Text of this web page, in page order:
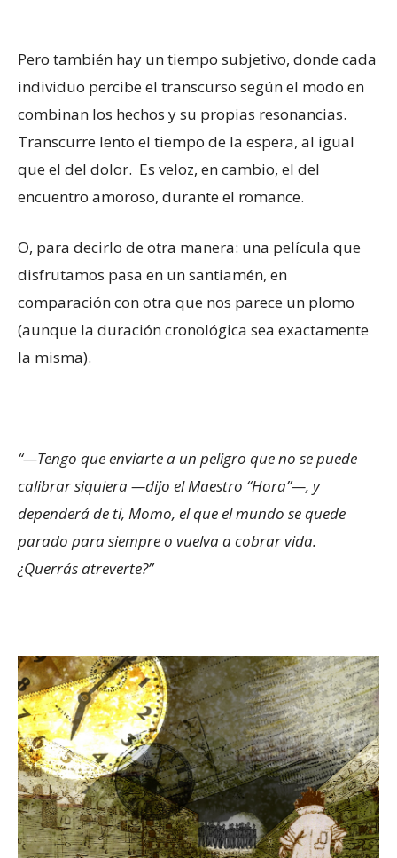
Pero también hay un tiempo subjetivo, donde cada
individuo percibe el transcurso según el modo en
combinan los hechos y su propias resonancias.
Transcurre lento el tiempo de la espera, al igual
que el del dolor. Es veloz, en cambio, el del
encuentro amoroso, durante el romance.
O, para decirlo de otra manera: una película que
disfrutamos pasa en un santiamén, en
comparación con otra que nos parece un plomo
(aunque la duración cronológica sea exactamente
la misma).
“—Tengo que enviarte a un peligro que no se puede
calibrar siquiera —dijo el Maestro “Hora”—, y
dependerá de ti, Momo, el que el mundo se quede
parado para siempre o vuelva a cobrar vida.
¿Querrás atreverte?”